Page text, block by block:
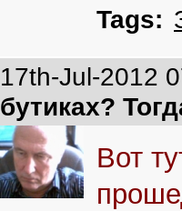
Tags:
17th-Jul-2012
бутиках?
Вот